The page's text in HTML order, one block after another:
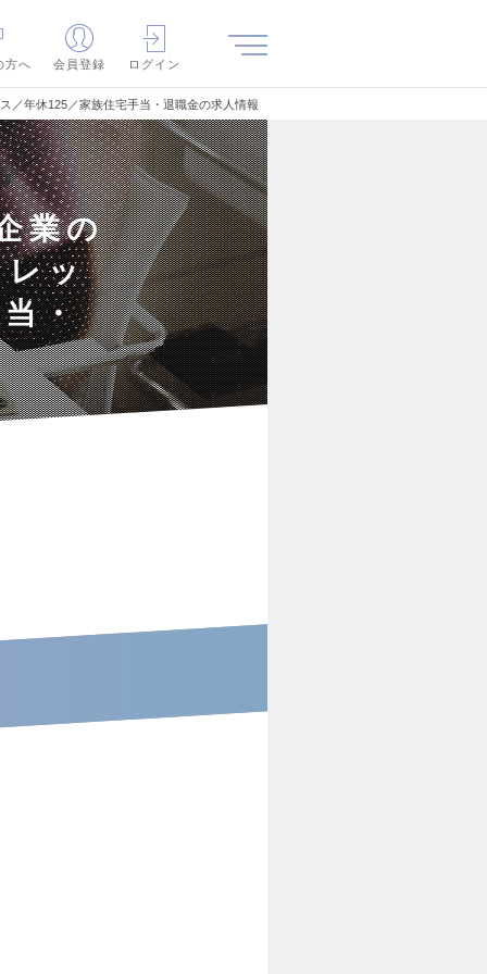
方へ 会員登録 ログイン
／年休125／家族住宅手当・退職金の求人情報
業の
レッ
・